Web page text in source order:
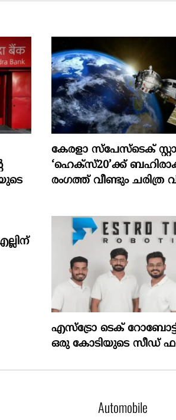
കേരളാ സ്പേസ്ടെക്
‘ഹെക്സ്20’ക്ക്
രംഗത്ത് വീണ്ടും ചരിത്ര
എസ്‌ട്രോ ടെക്
ഒരു കോടിയുടെ സീഡ്
Automobile